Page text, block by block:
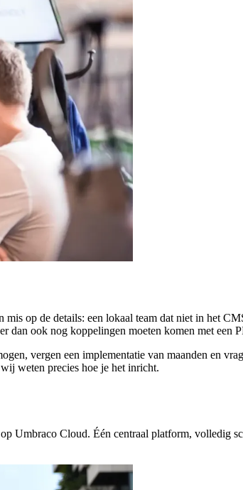
op de details: een lokaal team dat niet in het
dan ook nog koppelingen moeten komen met
vergen een implementatie van maanden en
weten precies hoe je het inricht.
Umbraco Cloud. Één centraal platform, volledig